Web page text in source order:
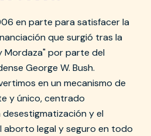
en parte para satisfacer la
que surgió tras la
Mordaza" por parte del
George W. Bush.
en un mecanismo de
y único, centrado
y el
aborto legal y seguro en todo